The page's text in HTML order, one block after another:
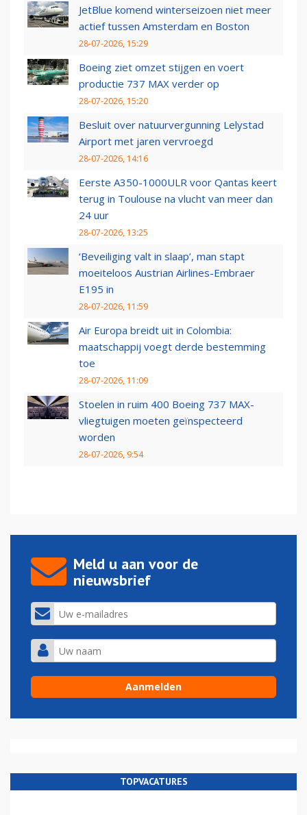
JetBlue komend winterseizoen niet meer
actief tussen Amsterdam en Boston
28-07-2026, 15:29
Boeing ziet omzet stijgen en voert
productie 737 MAX verder op
28-07-2026, 15:20
Besluit over natuurvergunning Lelystad
Airport met jaren vervroegd
28-07-2026, 14:16
Eerste A350-1000ULR voor Qantas keert
terug in Toulouse na vlucht van meer dan
24 uur
28-07-2026, 13:25
‘Beveiliging valt in slaap’, man stapt
moeiteloos Austrian Airlines-Embraer
E195 in
28-07-2026, 11:59
Air Europa breidt uit in Colombia:
maatschappij voegt derde bestemming
toe
28-07-2026, 11:09
Stoelen in ruim 400 Boeing 737 MAX-
vliegtuigen moeten geïnspecteerd
worden
28-07-2026, 9:54
Meld u aan voor de
nieuwsbrief
TOPVACATURES